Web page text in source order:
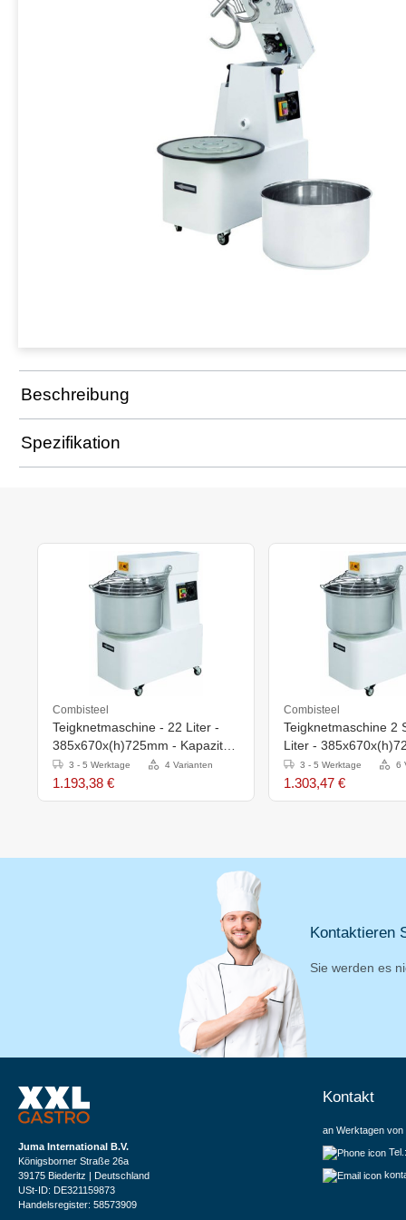
Beschreibung
Spezifikation
Combisteel
Teigknetmaschine - 22 Liter -
385x670x(h)725mm - Kapazität
17 kg3 - 5 Werktage 4 Varianten
1.193,38 €
Combisteel
Teigknetmaschine 2
Liter -
3 - 5 Werktage 6
1.303,47 €
Kontaktieren
Sie werden es
Juma International B.V.
Königsborner Straße 26a
39175 Biederitz | Deutschland
USt-ID: DE321159873
Handelsregister: 58573909
Kontakt
an Werktagen